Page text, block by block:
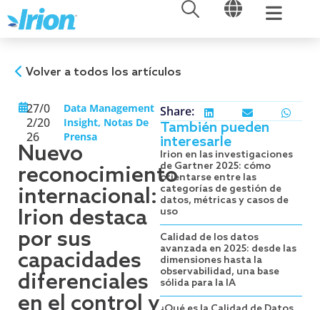
al
contenido
ABRIR ABRIR
Volver a todos los artículos
27/0
2/20
26
Data Management
Insight, Notas De
Prensa
Nuevo
reconocimiento
internacional:
Irion destaca
por sus
capacidades
diferenciales
en el control y
Share:
También pueden
interesarle
Irion en las investigaciones
de Gartner 2025: cómo
orientarse entre las
categorías de gestión de
datos, métricas y casos de
uso
Calidad de los datos
avanzada en 2025: desde las
dimensiones hasta la
observabilidad, una base
sólida para la IA